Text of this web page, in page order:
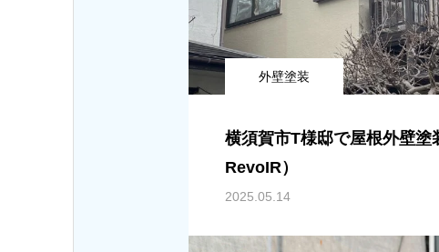
外壁塗装
横須賀市T様邸で屋根外壁塗
RevoIR）
2025.05.14